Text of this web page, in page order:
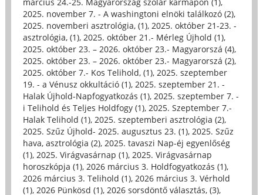
2025. november 7. - A washingtoni elnöki találkozó (2),
2025. novemberi asztrológia, (1), 2025. október 21-23. -
asztrológia, (1), 2025. október 21.- Mérleg Újhold (1),
2025. október 23. – 2026. október 23.- Magyarorszá (4),
2025. október 23. – 2026. október 23.- Magyarorszá (2),
2025. október 7.- Kos Telihold, (1), 2025. szeptember
19. - a Vénusz okkultáció (1), 2025. szeptember 21. -
Halak Újhold-Napfogyatkozás (1), 2025. szeptember 7. -
i Telihold és Teljes Holdfogy (1), 2025. Szeptember 7.-
Halak Telihold (1), 2025. szeptemberi asztrológia (2),
2025. Szűz Újhold- 2025. augusztus 23. (1), 2025. Szűz
hava, asztrológia (2), 2025. tavaszi Nap-éj egyenlőség
(1), 2025. Virágvasárnap (1), 2025. Virágvasárnap
horoszkópja (1), 2026 március 3. Holdfogyatkozás (1),
2026 március 3. Telihold (1), 2026 március 3. Vérhold
(1), 2026 Pünkösd (1), 2026 sorsdöntő választás, (3),